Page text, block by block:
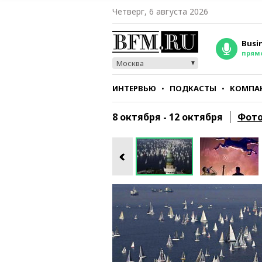
Четверг, 6 августа 2026
Москва
ИНТЕРВЬЮ ПОДКАСТЫ
СТИЛЬ ТЕСТЫ
8 октября - 12 октября